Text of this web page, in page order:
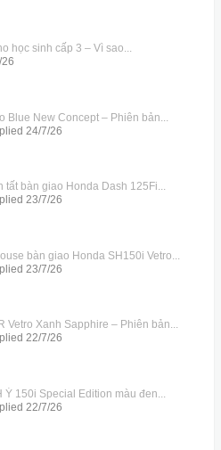
học sinh cấp 3 – Vì sao...
Blue New Concept – Phiên bản...
24/7/26
tất bàn giao Honda Dash 125Fi...
23/7/26
bàn giao Honda SH150i Vetro...
23/7/26
Vetro Xanh Sapphire – Phiên bản...
22/7/26
Ý 150i Special Edition màu đen...
22/7/26